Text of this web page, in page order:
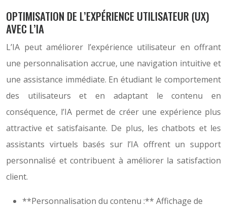
OPTIMISATION DE L’EXPÉRIENCE UTILISATEUR (UX)
AVEC L’IA
L’IA peut améliorer l’expérience utilisateur en offrant
une personnalisation accrue, une navigation intuitive et
une assistance immédiate. En étudiant le comportement
des utilisateurs et en adaptant le contenu en
conséquence, l’IA permet de créer une expérience plus
attractive et satisfaisante. De plus, les chatbots et les
assistants virtuels basés sur l’IA offrent un support
personnalisé et contribuent à améliorer la satisfaction
client.
**Personnalisation du contenu :** Affichage de